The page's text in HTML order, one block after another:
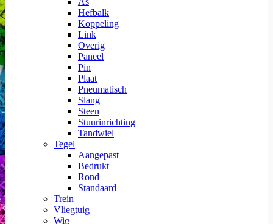
Hefbalk
Koppeling
Link
Overig
Paneel
Pin
Plaat
Pneumatisch
Slang
Steen
Stuurinrichting
Tandwiel
Tegel
Aangepast
Bedrukt
Rond
Standaard
Trein
Vliegtuig
Wig